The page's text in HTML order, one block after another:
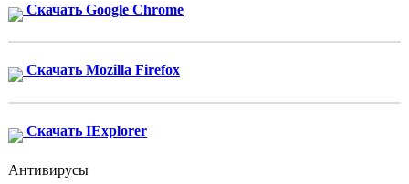
Скачать Google Chrome
Скачать Mozilla Firefox
Скачать IExplorer
Антивирусы